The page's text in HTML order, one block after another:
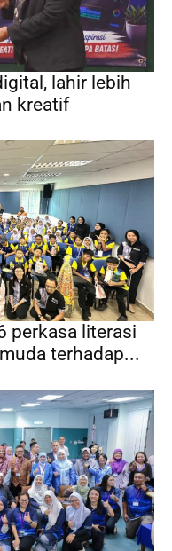
lahir lebih
kreatif
perkasa literasi
terhadap...